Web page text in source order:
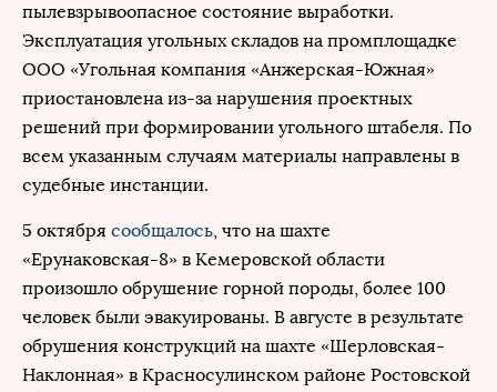
пылевзрывоопасное состояние выработки.
Эксплуатация угольных складов на промплощадке
ООО «Угольная компания «Анжерская-Южная»
приостановлена из-за нарушения проектных
решений при формировании угольного штабеля. По
всем указанным случаям материалы направлены в
судебные инстанции.
5 октября сообщалось, что на шахте
«Ерунаковская-8» в Кемеровской области
произошло обрушение горной породы, более 100
человек были эвакуированы. В августе в результате
обрушения конструкций на шахте «Шерловская-
Наклонная» в Красносулинском районе Ростовской